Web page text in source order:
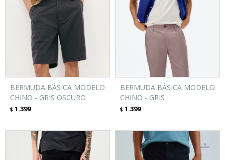
BERMUDA BÁSICA MODELO
CHINO - GRIS OSCURO
$ 1.399
BERMUDA BÁSICA MODELO
CHINO - GRIS
$ 1.399